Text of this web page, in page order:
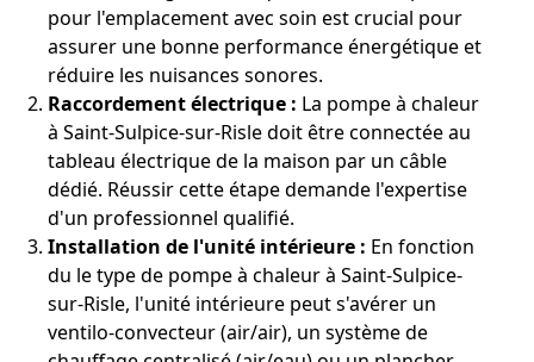
pour l'emplacement avec soin est crucial pour
assurer une bonne performance énergétique et
réduire les nuisances sonores.
Raccordement électrique : La pompe à chaleur
à Saint-Sulpice-sur-Risle doit être connectée au
tableau électrique de la maison par un câble
dédié. Réussir cette étape demande l'expertise
d'un professionnel qualifié.
Installation de l'unité intérieure : En fonction
du le type de pompe à chaleur à Saint-Sulpice-
sur-Risle, l'unité intérieure peut s'avérer un
ventilo-convecteur (air/air), un système de